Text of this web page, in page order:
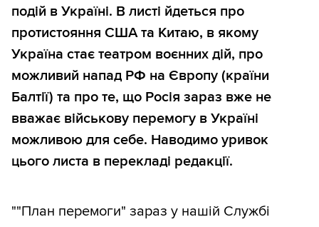
подій в Україні. В листі йдеться про
протистояння США та Китаю, в якому
Україна стає театром воєнних дій, про
можливий напад РФ на Європу (країни
Балтії) та про те, що Росія зараз вже не
вважає військову перемогу в Україні
можливою для себе. Наводимо уривок
цього листа в перекладі редакції.
""План перемоги" зараз у нашій Службі